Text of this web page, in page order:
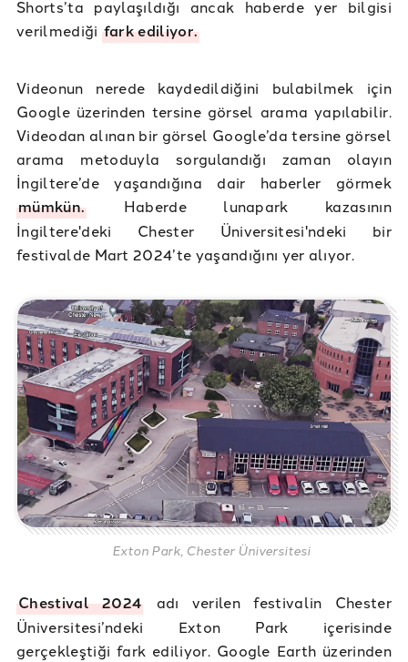
Shorts’ta paylaşıldığı ancak haberde yer bilgisi
verilmediği fark ediliyor.
Videonun nerede kaydedildiğini bulabilmek için
Google üzerinden tersine görsel arama yapılabilir.
Videodan alınan bir görsel Google’da tersine görsel
arama metoduyla sorgulandığı zaman olayın
İngiltere’de yaşandığına dair haberler görmek
mümkün. Haberde lunapark kazasının
İngiltere'deki Chester Üniversitesi'ndeki bir
festivalde Mart 2024’te yaşandığını yer alıyor.
Exton Park, Chester Üniversitesi
Chestival 2024 adı verilen festivalin Chester
Üniversitesi’ndeki Exton Park içerisinde
gerçekleştiği fark ediliyor. Google Earth üzerinden